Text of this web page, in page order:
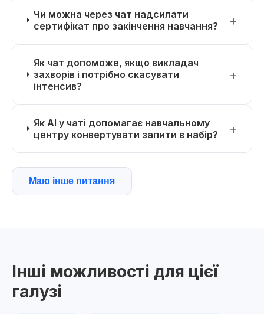
Чи можна через чат надсилати
сертифікат про закінчення навчання?
Як чат допоможе, якщо викладач
захворів і потрібно скасувати
інтенсив?
Як AI у чаті допомагає навчальному
центру конвертувати запити в набір?
Маю інше питання
Інші можливості для цієї
галузі